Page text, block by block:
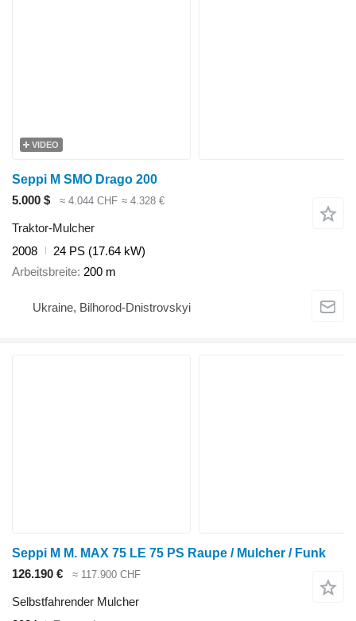
VIDEO
Seppi M SMO Drago 200
5.000 $
≈ 4.044 CHF ≈ 4.328 €
Traktor-Mulcher
2008
24 PS (17.64 kW)
Arbeitsbreite 200 m
Ukraine, Bilhorod-Dnistrovskyi
Seppi M M. MAX 75 LE 75 PS Raupe / Mulcher / Funk
126.190 €
≈ 117.900 CHF
Selbstfahrender Mulcher